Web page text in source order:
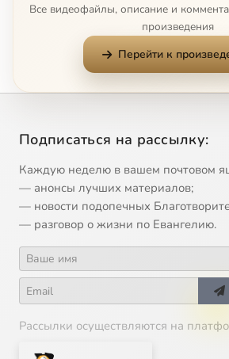
Все видеофайлы, описание и
произведения
Перейти к
Подписаться на рассылку:
Каждую неделю в вашем почтовом
— анонсы лучших материалов;
— новости подопечных
— разговор о жизни по Евангелию.
Рассылки осуществляются на